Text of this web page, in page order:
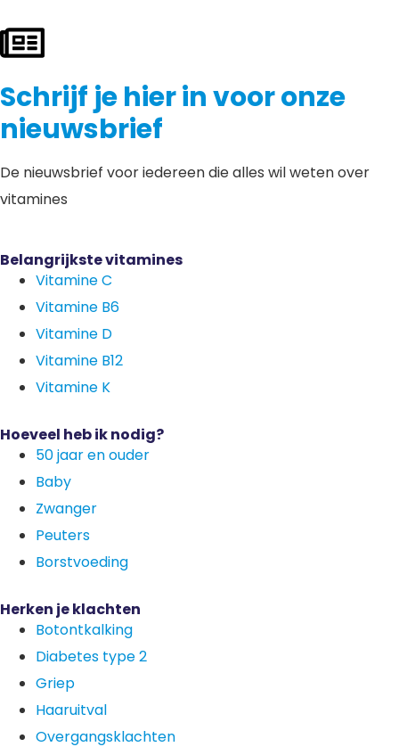
Schrijf je hier in voor onze
nieuwsbrief
De nieuwsbrief voor iedereen die alles wil weten over
vitamines
Belangrijkste vitamines
Vitamine C
Vitamine B6
Vitamine D
Vitamine B12
Vitamine K
Hoeveel heb ik nodig?
50 jaar en ouder
Baby
Zwanger
Peuters
Borstvoeding
Herken je klachten
Botontkalking
Diabetes type 2
Griep
Haaruitval
Overgangsklachten